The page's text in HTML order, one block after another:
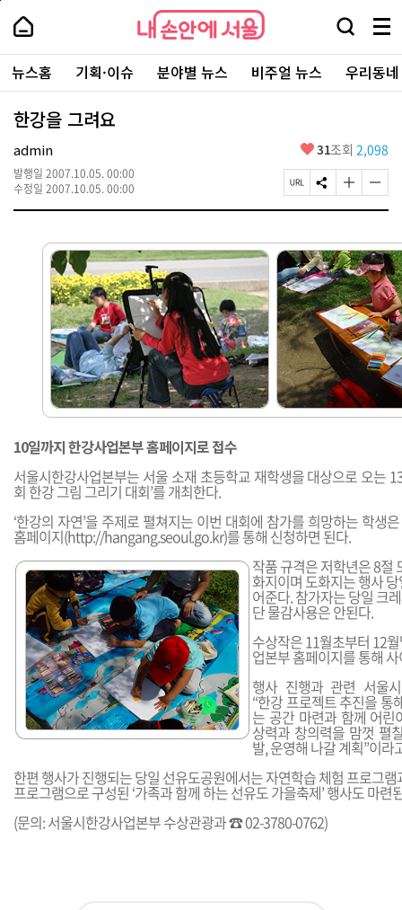
본
로
가
내
손
안
에
서
울
-
서
울
시
대
표
소
내
손
에
울
검
창
열
기
메
뉴
전
체
보
주
요
서
뉴스홈 기획·이슈 분야별 뉴스 비주얼 뉴스 우리동
한강을 그려요
admin
발행일 2007.10.05. 00:00
수정일 2007.10.05. 00:00
좋
요
31조회 2,098
페
이
R
L
복
사
S
N
유
하
기
글
자
크
게
변
경
하
기
글
자
작
게
변
경
하
기
10일까지 한강사업본부 홈페이지로 접수
서울시한강사업본부는 서울 소재 초등학교 재학생을 대상으로 오는
회 한강 그림 그리기 대회’를 개최한다.
‘한강의 자연’을 주제로 펼쳐지는 이번 대회에 참가를 희망하는 학생
홈페이지(http://hangang.seoul.go.kr)를 통해 신청하면 된다.
작품 규격은 저학년은 8절
화지이며 도화지는 행사
어준다. 참가자는 당일 크
단 물감사용은 안된다.
수상작은 11월초부터 12
업본부 홈페이지를 통해
행사 진행과 관련 서울
“한강 프로젝트 추진을 통
는 공간 마련과 함께 어
상력과 창의력을 맘껏 펼
발, 운영해 나갈 계획”이라
한편 행사가 진행되는 당일 선유도공원에서는 자연학습 체험 프로그램
프로그램으로 구성된 ‘가족과 함께 하는 선유도 가을축제’ 행사도 마련
(문의: 서울시한강사업본부 수상관광과 ☎ 02-3780-0762)
페
상
단
로